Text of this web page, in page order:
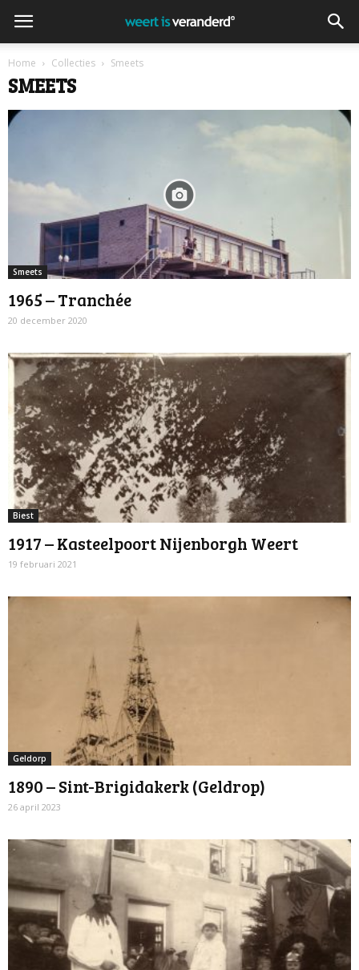
Home Collecties Smeets
SMEETS
Smeets
1965 – Tranchée
20 december 2020
Biest
1917 – Kasteelpoort Nijenborgh Weert
19 februari 2021
Geldorp
1890 – Sint-Brigidakerk (Geldrop)
26 april 2023